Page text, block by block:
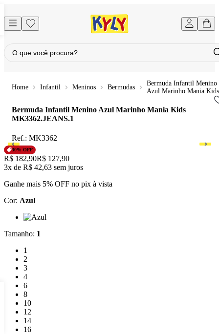
Infantil Meninos Bermudas
Bermuda Infantil Menino
Azul Marinho Mania Kids
Bermuda Infantil Menino Azul Marinho Mania Kids
MK3362.JEANS.1
Ref.: MK3362
30% OFF
Original price:
R$ 182,90Price:
R$ 127,90
3x de R$ 42,63 sem juros
Ganhe mais 5% OFF no pix à vista
Cor: Azul
Cor: Azul
Tamanho: 1
Tamanho: 1
1
Tamanho: 2
2
Tamanho: 3
3
Tamanho: 4
4
Tamanho: 6
6
Tamanho: 8
8
Tamanho: 10
10
Tamanho: 12
12
Tamanho: 14
14
Tamanho: 16
16